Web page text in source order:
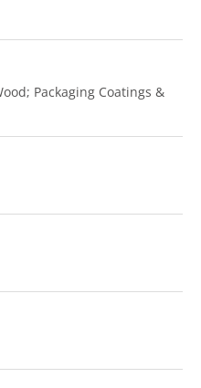
Packaging Coatings &